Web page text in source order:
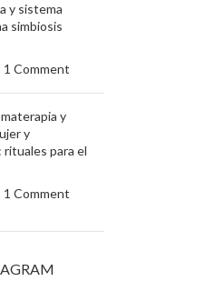
y sistema
simbiosis
1 Comment
y
y
rituales para el
1 Comment